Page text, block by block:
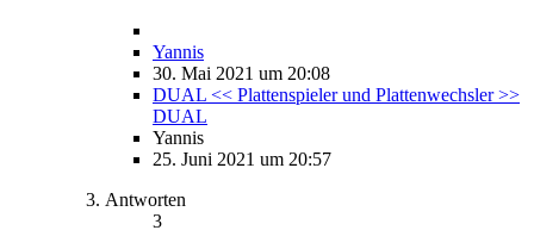
Yannis
30. Mai 2021 um 20:08
DUAL << Plattenspieler und Plattenwechsler >>
DUAL
Yannis
25. Juni 2021 um 20:57
Antworten
3